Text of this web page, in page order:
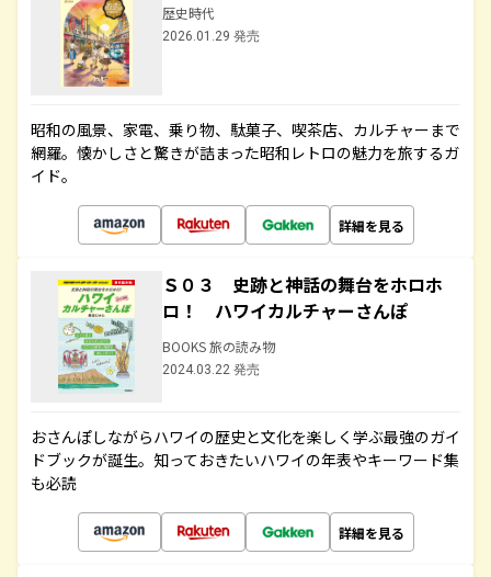
歴史時代
2026.01.29 発売
昭和の風景、家電、乗り物、駄菓子、喫茶店、カルチャーまで
網羅。懐かしさと驚きが詰まった昭和レトロの魅力を旅するガ
イド。
詳細を見る
Ｓ０３ 史跡と神話の舞台をホロホ
ロ！ ハワイカルチャーさんぽ
BOOKS 旅の読み物
2024.03.22 発売
おさんぽしながらハワイの歴史と文化を楽しく学ぶ最強のガイ
ドブックが誕生。知っておきたいハワイの年表やキーワード集
も必読
詳細を見る